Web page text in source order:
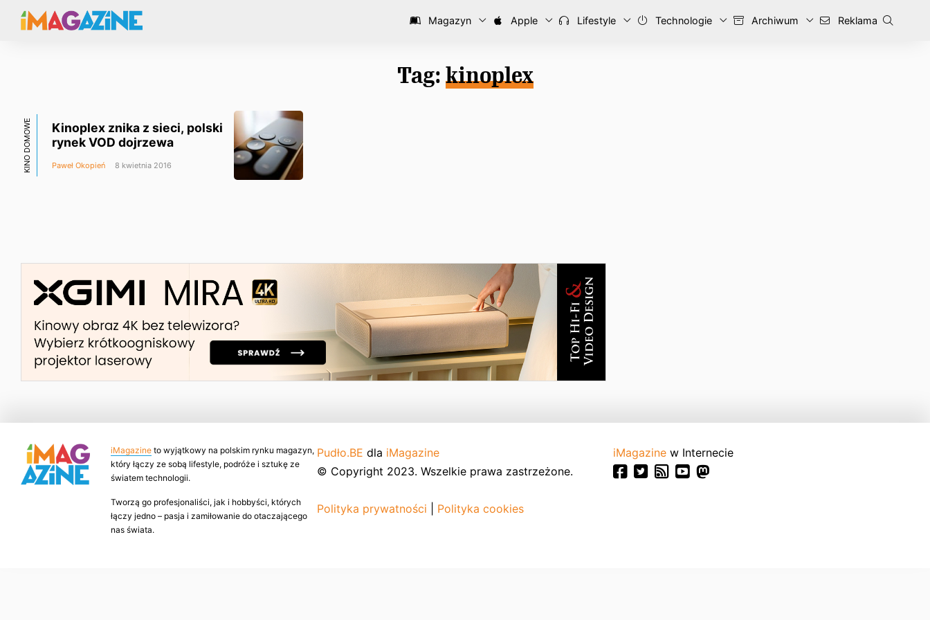
Magazyn Apple Lifestyle Technologie Archiwum Reklama
Tag: kinoplex
KINO DOMOWE
Kinoplex znika z sieci, polski
rynek VOD dojrzewa
Paweł Okopień 8 kwietnia 2016
iMagazine to wyjątkowy na polskim rynku magazyn,
który łączy ze sobą lifestyle, podróże i sztukę ze
światem technologii.
Tworzą go profesjonaliści, jak i hobbyści, których
łączy jedno – pasja i zamiłowanie do otaczającego
nas świata.
Pudło.BE dla iMagazine
© Copyright 2023. Wszelkie prawa zastrzeżone.
Polityka prywatności Polityka cookies
iMagazine w Internecie